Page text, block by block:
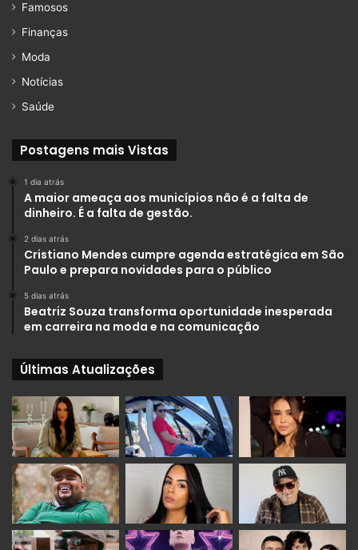
Famosos
Finanças
Moda
Notícias
Saúde
Postagens mais Vistas
1 dia atrás
A maior ameaça aos municípios não é a falta de
dinheiro. É a falta de gestão.
2 dias atrás
Cristiano Mendes cumpre agenda estratégica em São
Paulo e prepara novidades para o público
5 dias atrás
Beatriz Souza transforma oportunidade inesperada
em carreira na moda e na comunicação
Últimas Atualizações